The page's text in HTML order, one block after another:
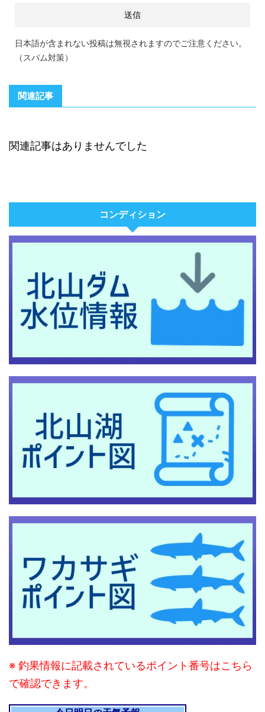
日本語が含まれない投稿は無視されますのでご注意ください。
（スパム対策）
関連記事
関連記事はありませんでした
コンディション
※ 釣果情報に記載されているポイント番号はこちら
で確認できます。